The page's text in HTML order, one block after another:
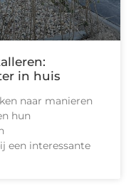
in huis
naar manieren
hun
een interessante